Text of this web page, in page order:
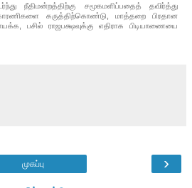
நீதிமன்றத்திற்கு சமூகமளிப்பதைத் தவிர்த்து
கருத்திற்கொண்டு, மாத்தறை பிரதான
பசில் ராஜபக்ஷவுக்கு எதிராக பிடியாணையை
›
முகப்பு